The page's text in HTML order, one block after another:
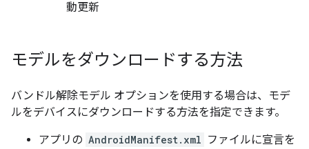
動更新
モデルをダウンロードする方法
バンドル解除モデル オプションを使用する場合は、モデ
ルをデバイスにダウンロードする方法を指定できます。
アプリの AndroidManifest.xml ファイルに宣言を